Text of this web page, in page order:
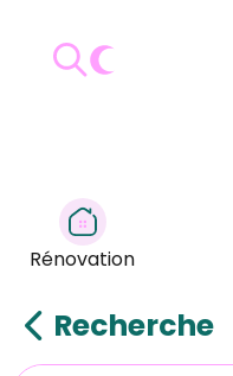
Rénovation
Recherche